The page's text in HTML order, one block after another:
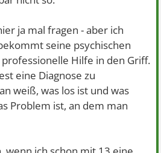
ja mal fragen - aber ich
seine psychischen
Hilfe in den Griff.
eine Diagnose zu
weiß, was los ist und was
Problem ist, an dem man